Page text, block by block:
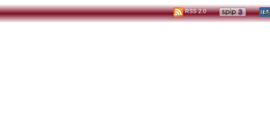
RSS 2.0